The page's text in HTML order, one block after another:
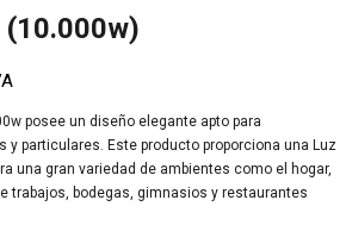
(10.000w)
posee un diseño elegante apto para
particulares. Este producto proporciona una Luz
una gran variedad de ambientes como el hogar,
trabajos, bodegas, gimnasios y restaurantes